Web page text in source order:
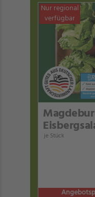
Nur regional
verfügbar
je Stück